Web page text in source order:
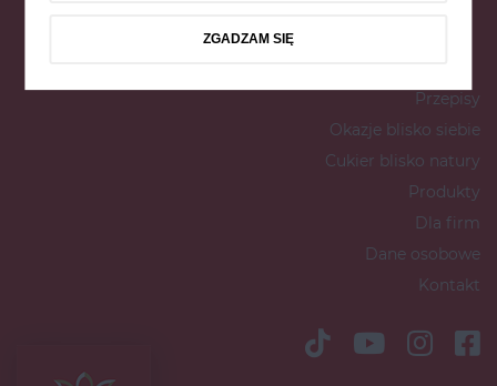
Przepisy
Okazje blisko siebie
Cukier blisko natury
Produkty
Dla firm
Dane osobowe
Kontakt
ZGADZAM SIĘ